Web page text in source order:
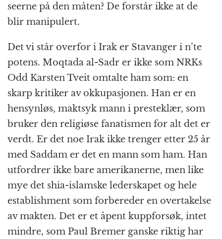
seerne på den måten? De forstår ikke at de
blir manipulert.
Det vi står overfor i Irak er Stavanger i n’te
potens. Moqtada al-Sadr er ikke som NRKs
Odd Karsten Tveit omtalte ham som: en
skarp kritiker av okkupasjonen. Han er en
hensynløs, maktsyk mann i presteklær, som
bruker den religiøse fanatismen for alt det er
verdt. Er det noe Irak ikke trenger etter 25 år
med Saddam er det en mann som ham. Han
utfordrer ikke bare amerikanerne, men like
mye det shia-islamske lederskapet og hele
establishment som forbereder en overtakelse
av makten. Det er et åpent kuppforsøk, intet
mindre, som Paul Bremer ganske riktig har